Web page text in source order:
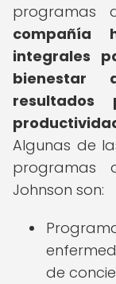
programas
compañía
integrales
bienestar
resultados
Algunas de
programas
Johnson son:
de